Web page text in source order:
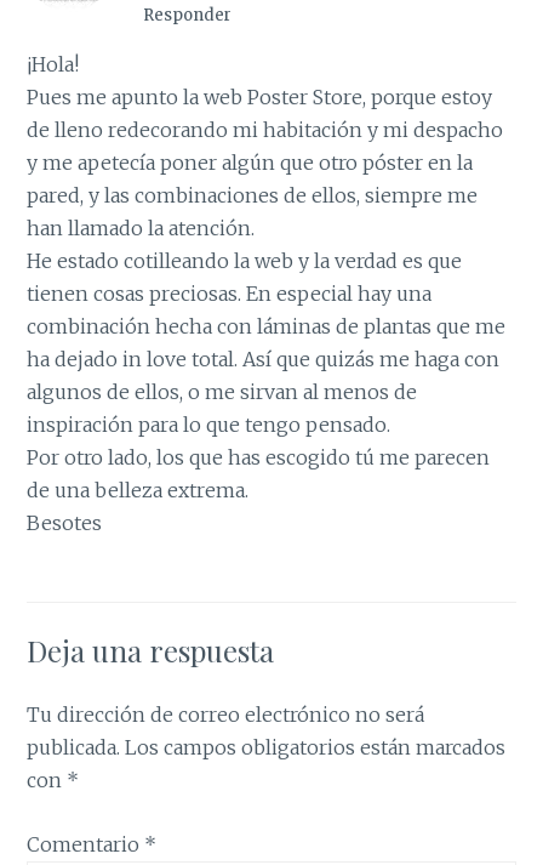
Responder
¡Hola!
Pues me apunto la web Poster Store, porque estoy
de lleno redecorando mi habitación y mi despacho
y me apetecía poner algún que otro póster en la
pared, y las combinaciones de ellos, siempre me
han llamado la atención.
He estado cotilleando la web y la verdad es que
tienen cosas preciosas. En especial hay una
combinación hecha con láminas de plantas que me
ha dejado in love total. Así que quizás me haga con
algunos de ellos, o me sirvan al menos de
inspiración para lo que tengo pensado.
Por otro lado, los que has escogido tú me parecen
de una belleza extrema.
Besotes
Deja una respuesta
Tu dirección de correo electrónico no será
publicada. Los campos obligatorios están marcados
con *
Comentario *